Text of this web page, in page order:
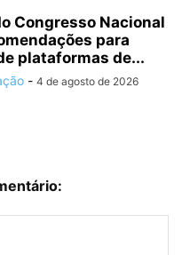
Congresso Nacional
para
plataformas de...
- 4 de agosto de 2026